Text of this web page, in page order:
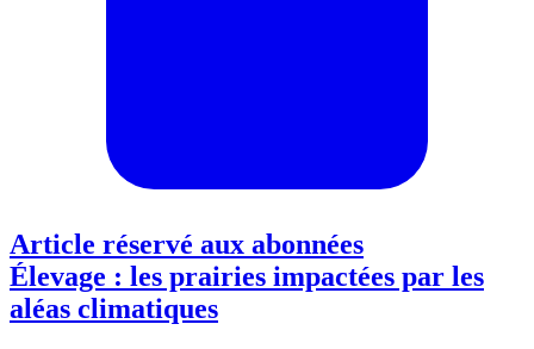
Article réservé aux abonnées
Élevage : les prairies impactées par les
aléas climatiques